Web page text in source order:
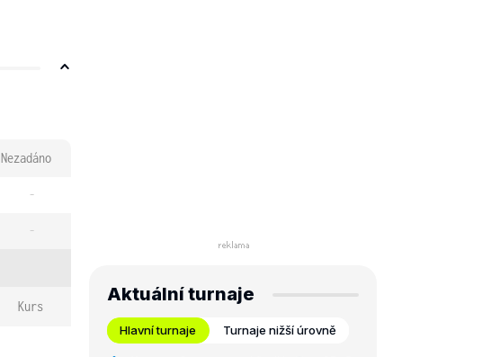
Nezadáno
-
-
Kurs
Aktuální turnaje
Hlavní turnaje Turnaje nižší úrovně